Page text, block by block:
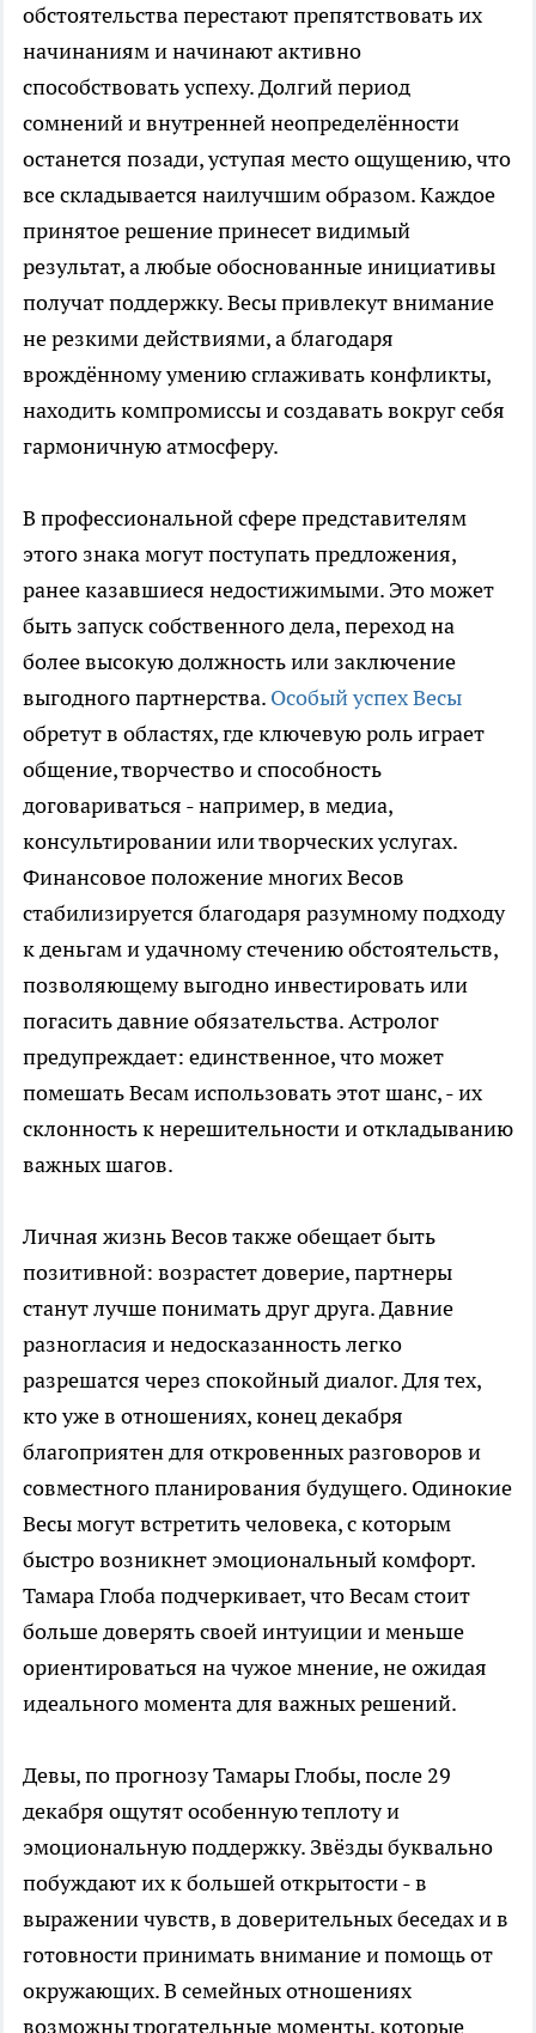
обстоятельства перестают препятствовать их
начинаниям и начинают активно
способствовать успеху. Долгий период
сомнений и внутренней неопределённости
останется позади, уступая место ощущению, что
все складывается наилучшим образом. Каждое
принятое решение принесет видимый
результат, а любые обоснованные инициативы
получат поддержку. Весы привлекут внимание
не резкими действиями, а благодаря
врождённому умению сглаживать конфликты,
находить компромиссы и создавать вокруг себя
гармоничную атмосферу.
В профессиональной сфере представителям
этого знака могут поступать предложения,
ранее казавшиеся недостижимыми. Это может
быть запуск собственного дела, переход на
более высокую должность или заключение
выгодного партнерства. Особый успех Весы
обретут в областях, где ключевую роль играет
общение, творчество и способность
договариваться - например, в медиа,
консультировании или творческих услугах.
Финансовое положение многих Весов
стабилизируется благодаря разумному подходу
к деньгам и удачному стечению обстоятельств,
позволяющему выгодно инвестировать или
погасить давние обязательства. Астролог
предупреждает: единственное, что может
помешать Весам использовать этот шанс, - их
склонность к нерешительности и откладыванию
важных шагов.
Личная жизнь Весов также обещает быть
позитивной: возрастет доверие, партнеры
станут лучше понимать друг друга. Давние
разногласия и недосказанность легко
разрешатся через спокойный диалог. Для тех,
кто уже в отношениях, конец декабря
благоприятен для откровенных разговоров и
совместного планирования будущего. Одинокие
Весы могут встретить человека, с которым
быстро возникнет эмоциональный комфорт.
Тамара Глоба подчеркивает, что Весам стоит
больше доверять своей интуиции и меньше
ориентироваться на чужое мнение, не ожидая
идеального момента для важных решений.
Девы, по прогнозу Тамары Глобы, после 29
декабря ощутят особенную теплоту и
эмоциональную поддержку. Звёзды буквально
побуждают их к большей открытости - в
выражении чувств, в доверительных беседах и в
готовности принимать внимание и помощь от
окружающих. В семейных отношениях
возможны трогательные моменты, которые